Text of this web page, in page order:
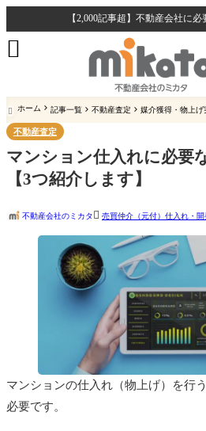
【2,000記事超】不動産会社に

 ホーム 記事一覧 不動産査定 媒介獲得・物上げ
不動産査定
マンション仕入れに必要
【3つ紹介します】
不動産会社のミカタ  売買仲介（元付） 仕入れ・開
マンションの仕入れ（物上げ）を行
必要です。